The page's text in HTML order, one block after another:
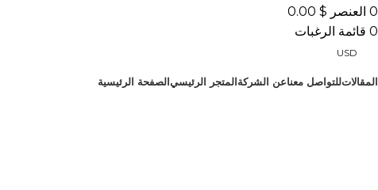
0 العنصر 0.00 $
0 قائمة الرغبات
USD
المقالاتللتواصل معناعن الشركةالمتجر الرئيسيالصفحة الرئيسية